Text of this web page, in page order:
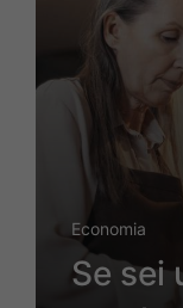
Economia
Se sei